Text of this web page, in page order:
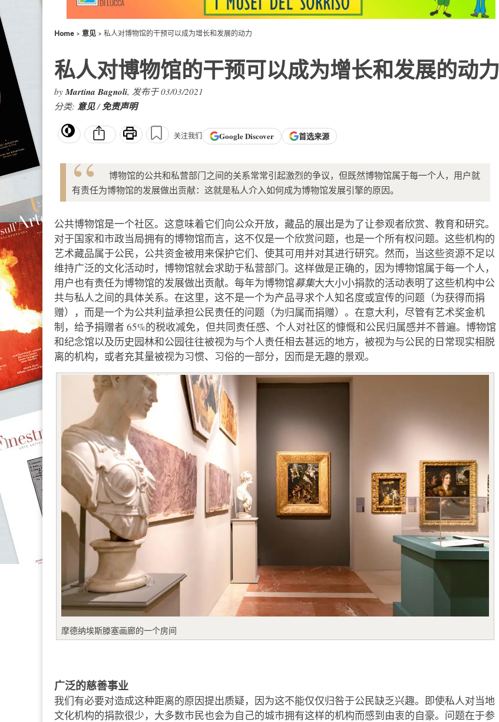
Home 意见 私人对博物馆的干预可以成为增长和发展的动力
私人对博物馆的干预可以成为增长和发展的动力
byMartina Bagnoli, 发布于 03/03/2021
分类: 意见/免责声明
关注我们 GoogleDiscover 首选来源
博物馆的公共和私营部门之间的关系常常引起激烈的争议，但既然博物馆属于每一个人，用户就
有责任为博物馆的发展做出贡献：这就是私人介入如何成为博物馆发展引擎的原因。
公共博物馆是一个社区。这意味着它们向公众开放，藏品的展出是为了让参观者欣赏、教育和研究。
对于国家和市政当局拥有的博物馆而言，这不仅是一个欣赏问题，也是一个所有权问题。这些机构的
艺术藏品属于公民，公共资金被用来保护它们、使其可用并对其进行研究。然而，当这些资源不足以
维持广泛的文化活动时，博物馆就会求助于私营部门。这样做是正确的，因为博物馆属于每一个人，
用户也有责任为博物馆的发展做出贡献。每年为博物馆募集大大小小捐款的活动表明了这些机构中公
共与私人之间的具体关系。在这里，这不是一个为产品寻求个人知名度或宣传的问题（为获得而捐
赠），而是一个为公共利益承担公民责任的问题（为归属而捐赠）。在意大利，尽管有艺术奖金机
制，给予捐赠者 65%的税收减免，但共同责任感、个人对社区的慷慨和公民归属感并不普遍。博物馆
和纪念馆以及历史园林和公园往往被视为与个人责任相去甚远的地方，被视为与公民的日常现实相脱
离的机构，或者充其量被视为习惯、习俗的一部分，因而是无趣的景观。
摩德纳埃斯滕塞画廊的一个房间
广泛的慈善事业
我们有必要对造成这种距离的原因提出质疑，因为这不能仅仅归咎于公民缺乏兴趣。即使私人对当地
文化机构的捐款很少，大多数市民也会为自己的城市拥有这样的机构而感到由衷的自豪。问题在于参